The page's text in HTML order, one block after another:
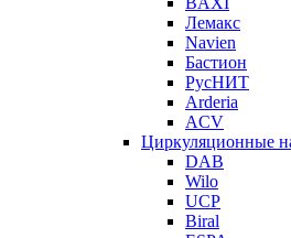
Лемакс
Navien
Бастион
РусНИТ
Arderia
ACV
Циркуляционные
DAB
Wilo
UCP
Biral